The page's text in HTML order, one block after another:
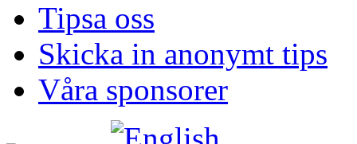
Tipsa oss
Skicka in anonymt tips
Våra sponsorer